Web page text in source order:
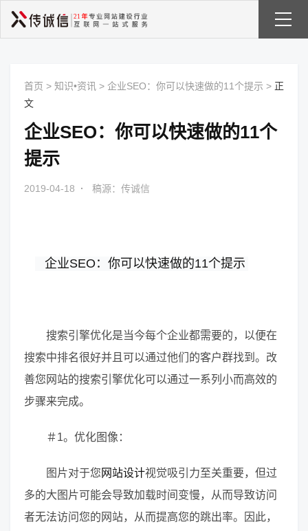
首页 > 知识•资讯 > 企业SEO：你可以快速做的11个提示 > 正
文
企业SEO：你可以快速做的11个
提示
2019-04-18 · 稿源：传诚信
企业SEO：你可以快速做的11个提示
搜索引擎优化是当今每个企业都需要的，以便在
搜索中排名很好并且可以通过他们的客户群找到。改
善您网站的搜索引擎优化可以通过一系列小而高效的
步骤来完成。
＃1。优化图像：
图片对于您 网站设计视觉吸引力至关重要，但过
多的大图片可能会导致加载时间变慢，从而导致访问
者无法访问您的网站，从而提高您的跳出率。因此，